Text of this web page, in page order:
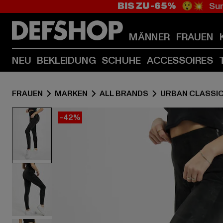
BIS ZU -65% 😲💥
MÄNNER FRAUEN
NEU BEKLEIDUNG SCHUHE ACCESSOIRES
FRAUEN MARKEN ALL BRANDS URBAN
-42%